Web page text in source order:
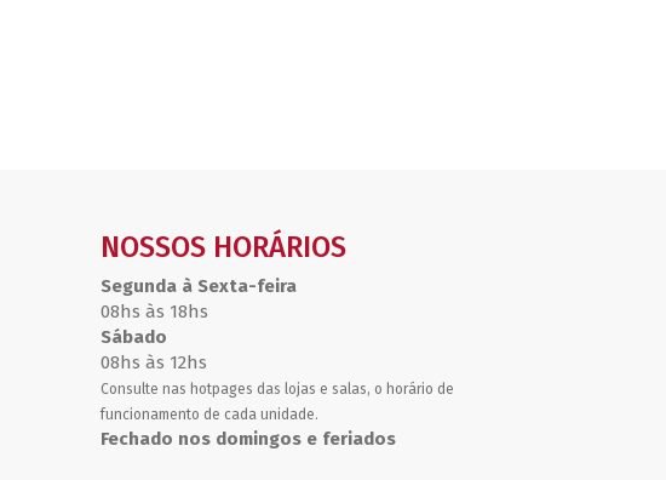
NOSSOS HORÁRIOS
Segunda à Sexta-feira
08hs às 18hs
Sábado
08hs às 12hs
Consulte nas hotpages das lojas e salas, o horário de
funcionamento de cada unidade.
Fechado nos domingos e feriados